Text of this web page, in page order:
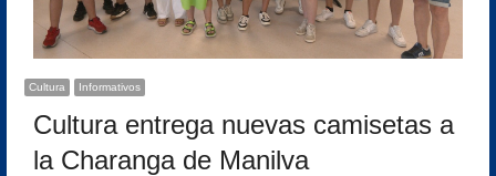
Cultura Informativos
Cultura entrega nuevas camisetas a
la Charanga de Manilva